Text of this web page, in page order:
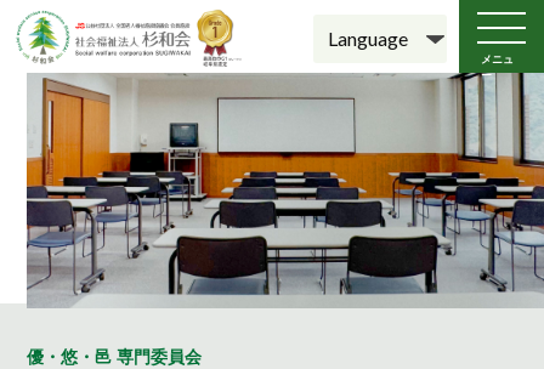
メニュ
ー
優・悠・邑 専門委員会